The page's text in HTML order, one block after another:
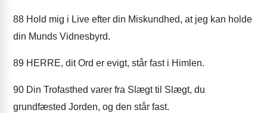
88 Hold mig i Live efter din Miskundhed, at jeg kan holde
din Munds Vidnesbyrd.
89 HERRE, dit Ord er evigt, står fast i Himlen.
90 Din Trofasthed varer fra Slægt til Slægt, du
grundfæsted Jorden, og den står fast.